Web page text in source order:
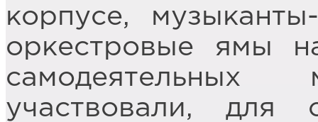
корпусе,
оркестровые ямы
самодеятельных
участвовали,